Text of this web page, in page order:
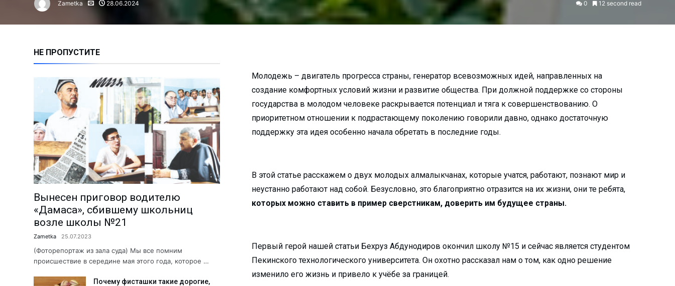
Алмалыкчане чаще жалуются на неубранные дворы…...
Сколько инвестиций привлечено в Алмалык?...
Чем занимается лидер молодёжи?...
Миграция: где работают и сколько зарабатывают ...
Анализ причин пожаров за 1 полугодие...
На АГМК налажено новое производство...
Познать мир и найти в нём себя…...
Избран новый председатель Алмалыкского РКЦ...
Депутаты выслушали обращение хокима...
Поддержка молодёжных инициатив...
«Количество часов тренировок прямо пропор...
Когда вместо рыбы — предоставляют удочку...
Хранители народной культуры...
Б. Мирзаев: «Дайте нам время, и мы взраст...
Zametka 28.06.2024 0 12 second read
Молодежь – двигатель прогресса страны, генератор всевозможных идей, направленных на
создание комфортных условий жизни и развитие общества. При должной поддержке со стороны
государства в молодом человеке раскрывается потенциал и тяга к совершенствованию. О
приоритетном отношении к подрастающему поколению говорили давно, однако достаточную
поддержку эта идея особенно начала обретать в последние годы.
В этой статье расскажем о двух молодых алмалыкчанах, которые учатся, работают, познают мир и
неустанно работают над собой. Безусловно, это благоприятно отразится на их жизни, они те ребята,
которых можно ставить в пример сверстникам, доверить им будущее страны.
Первый герой нашей статьи Бехруз Абдунодиров окончил школу №15 и сейчас является студентом
Пекинского технологического университета. Он охотно рассказал нам о том, как одно решение
изменило его жизнь и привело к учёбе за границей.
НЕ ПРОПУСТИТЕ
Вынесен приговор водителю
«Дамаса», сбившему школьниц
возле школы №21
Zametka 25.07.2023
(Фоторепортаж из зала суда) Мы все помним
происшествие в середине мая этого года, которое …
Почему фисташки такие дорогие,